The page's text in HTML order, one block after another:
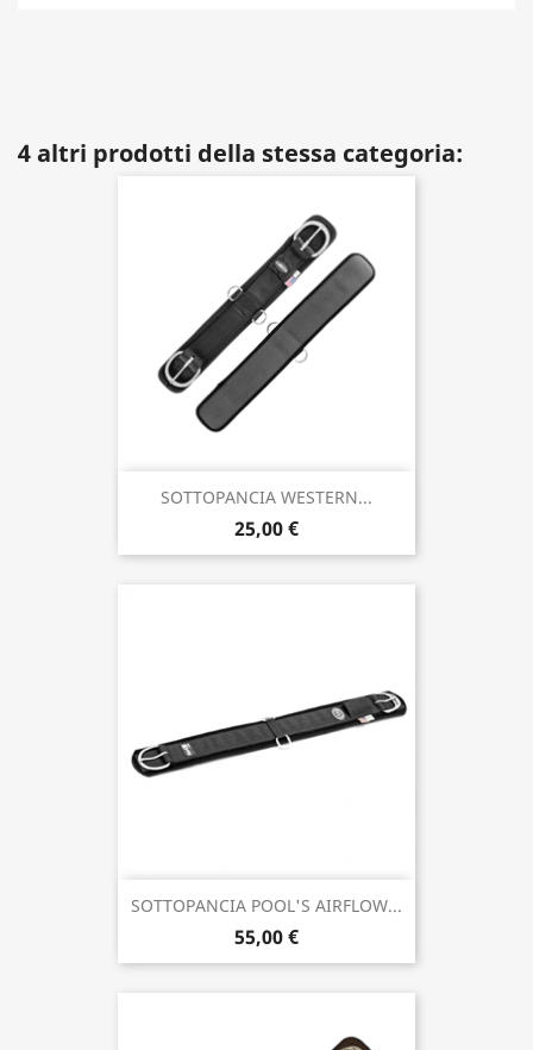
4 altri prodotti della stessa categoria:
SOTTOPANCIA WESTERN...
25,00 €
SOTTOPANCIA POOL'S AIRFLOW...
55,00 €